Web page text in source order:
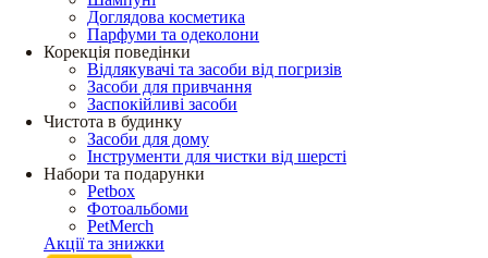
Доглядова косметика
Парфуми та одеколони
Корекція поведінки
Відлякувачі та засоби від погризів
Засоби для привчання
Заспокійливі засоби
Чистота в будинку
Засоби для дому
Інструменти для чистки від шерсті
Набори та подарунки
Petbox
Фотоальбоми
PetMerch
Акції та знижки